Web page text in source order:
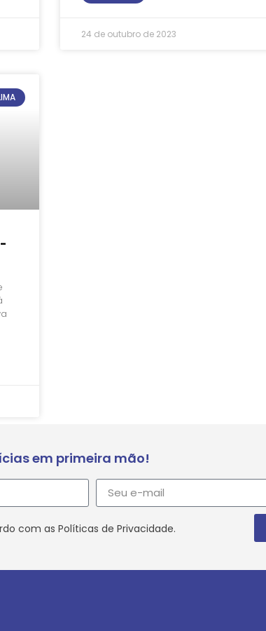
24 de outubro de 2023
em primeira mão!
com as Políticas de Privacidade.